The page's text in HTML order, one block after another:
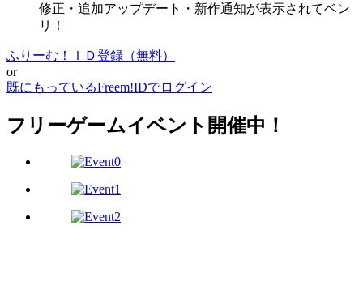
修正・追加アップデート・新作通知が表示されてベン
リ！
ふりーむ！ＩＤ登録（無料）
or
既にもっているFreem!IDでログイン
フリーゲームイベント開催中！